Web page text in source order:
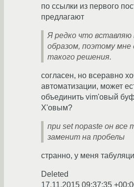
по ссылки из первого
предлагают
Я редко что
образом, поэтому мне
такого решения.
согласен, но всеравно
автоматизации, может
объединить vim'овый
X'овым?
при set nopaste он все
заменит на пробелы
странно, у меня
Deleted
17.11.2015 09:37:35